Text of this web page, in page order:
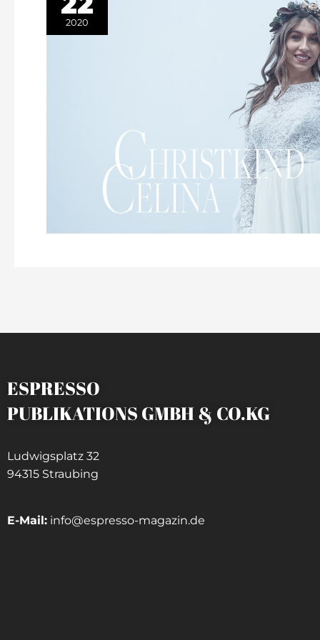
2020
ESPRESSO
PUBLIKATIONS GMBH & CO.KG
Ludwigsplatz 32
94315 Straubing
E-Mail: info@espresso-magazin.de